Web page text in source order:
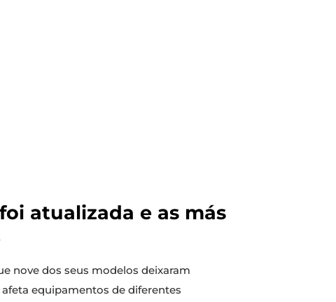
atualizada e as más
nove dos seus modelos deixaram
equipamentos de diferentes